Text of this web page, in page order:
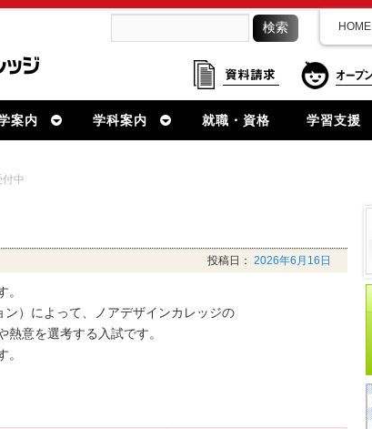
HOME
案内 学科案内 就職・資格 学習支援
中
投稿日： 2026年6月16日
）によって、ノアデザインカレッジの
熱意を選考する入試です。